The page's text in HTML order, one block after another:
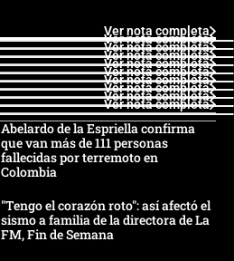
Ver nota completa
Ver nota completa
Ver nota completa
Ver nota completa
Ver nota completa
Ver nota completa
Ver nota completa
Ver nota completa
Ver nota completa
Ver nota completa
Abelardo de la Espriella confirma
que van más de 111 personas
fallecidas por terremoto en
Colombia
"Tengo el corazón roto": así afectó el
sismo a familia de la directora de La
FM, Fin de Semana